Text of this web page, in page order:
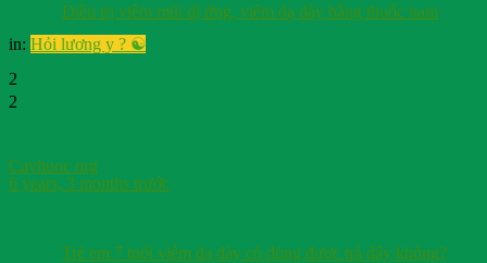
Điều trị viêm mũi dị ứng, viêm dạ dày bằng thuốc nam
in: Hỏi lương y ? ☯️
2
2
Cayhuoc org
6 years, 3 months trước
Trẻ em 7 tuổi viêm dạ dày có dùng được trà dây không?